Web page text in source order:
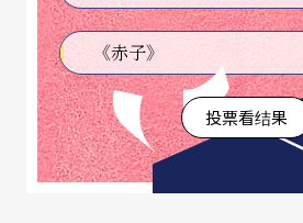
《赤子》
投票看结果